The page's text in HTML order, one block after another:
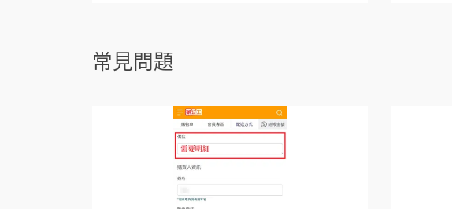
常見問題